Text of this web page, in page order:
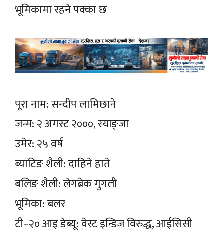
भूमिकामा रहने पक्का छ ।
पूरा नाम: सन्दीप लामिछाने
जन्म: २ अगस्ट २०००, स्याङ्जा
उमेर: २५ वर्ष
ब्याटिङ शैली: दाहिने हाते
बलिङ शैली: लेगब्रेक गुगली
भूमिका: बलर
टी–२० आइ डेब्यू: वेस्ट इन्डिज विरुद्ध, आईसिसी